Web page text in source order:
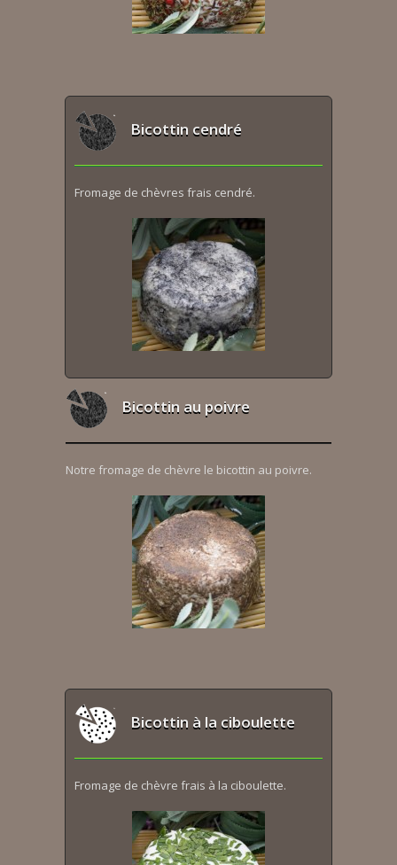
Bicottin cendré
Fromage de chèvres frais cendré.
Bicottin au poivre
Notre fromage de chèvre le bicottin au poivre.
Bicottin à la ciboulette
Fromage de chèvre frais à la ciboulette.